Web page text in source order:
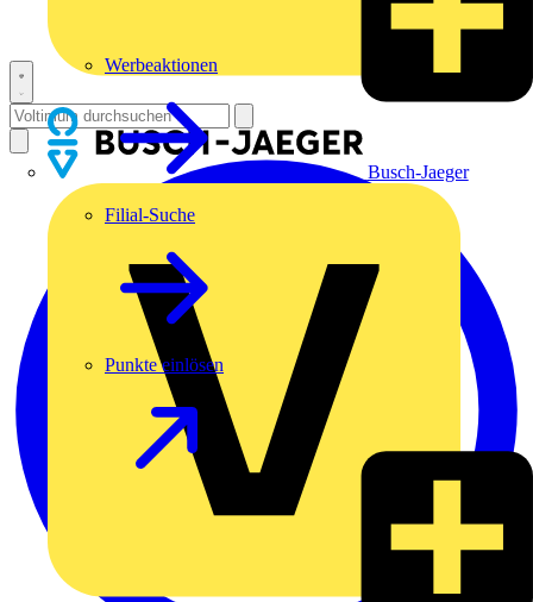
Busch-Jaeger
Werbeaktionen
Filial-Suche
Punkte einlösen